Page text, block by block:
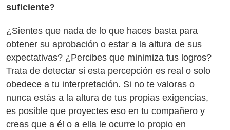
suficiente?
¿Sientes que nada de lo que haces basta para
obtener su aprobación o estar a la altura de sus
expectativas? ¿Percibes que minimiza tus logros?
Trata de detectar si esta percepción es real o solo
obedece a tu interpretación. Si no te valoras o
nunca estás a la altura de tus propias exigencias,
es posible que proyectes eso en tu compañero y
creas que a él o a ella le ocurre lo propio en